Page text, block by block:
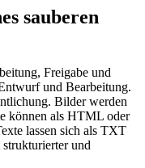
sauberen
Freigabe und
und Bearbeitung.
Bilder werden
können als HTML oder
lassen sich als TXT
und